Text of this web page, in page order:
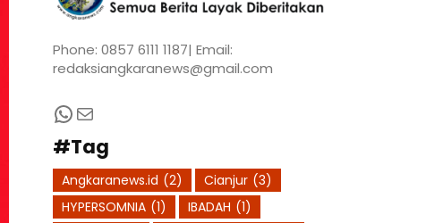
Phone: 0857 6111 1187| Email:
redaksiangkaranews@gmail.com
WhatsApp
Mail
#Tag
Angkaranews.id (2) Cianjur (3)
HYPERSOMNIA (1) IBADAH (1)